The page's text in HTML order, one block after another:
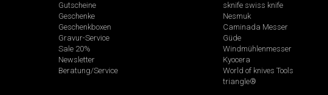
Gutscheine
Geschenke
Geschenkboxen
Gravur-Service
Sale 20%
Newsletter
Beratung/Service
sknife swiss knife
Nesmuk
Caminada Messer
Güde
Windmühlenmesser
Kyocera
World of knives Tools
triangle®